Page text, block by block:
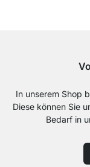
In unserem Shop
Diese können Sie
Bedarf in